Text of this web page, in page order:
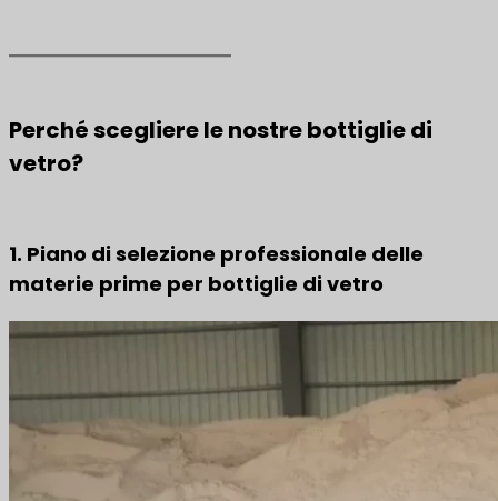
Perché scegliere le nostre bottiglie di
vetro?
1. Piano di selezione professionale delle
materie prime per bottiglie di vetro